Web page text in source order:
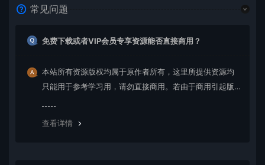
常见问题
免费下载或者VIP会员专享资源能否直接商用？
本站所有资源版权均属于原作者所有，这里所提供资源均
只能用于参考学习用，请勿直接商用。若由于商用引起版
查看详情